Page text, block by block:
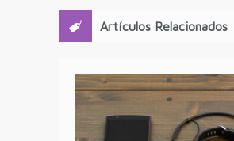
Artículos Relacionados